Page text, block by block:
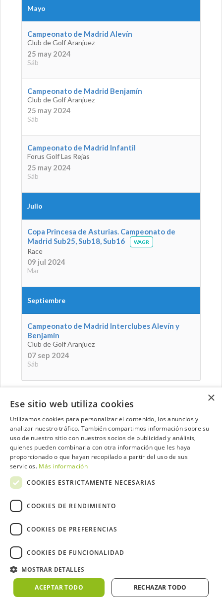
Mayo
Campeonato de Madrid Alevín
Club de Golf Aranjuez
25 may 2024
Sáb
Campeonato de Madrid Benjamín
Club de Golf Aranjuez
25 may 2024
Sáb
Campeonato de Madrid Infantil
Forus Golf Las Rejas
25 may 2024
Sáb
Julio
Copa Princesa de Asturias. Campeonato de
Madrid Sub25, Sub18, Sub16
WAGR
Race
09 jul 2024
Mar
Septiembre
Campeonato de Madrid Interclubes Alevín y
Benjamín
Club de Golf Aranjuez
07 sep 2024
Sáb
Contacta con el equipo de NextCaddy
Opina Contacta
Política de Cookies
Política de Privacidad
Meteo ©AEMET Meteo ©DarkSky
×
Ese sitio web utiliza cookies
Utilizamos cookies para personalizar el contenido, los anuncios y
analizar nuestro tráfico. También compartimos información sobre su
uso de nuestro sitio con nuestros socios de publicidad y análisis,
quienes pueden combinarla con otra información que les haya
proporcionado o que hayan recopilado a partir del uso de sus
servicios. Más información
COOKIES ESTRICTAMENTE NECESARIAS
COOKIES DE RENDIMIENTO
COOKIES DE PREFERENCIAS
COOKIES DE FUNCIONALIDAD
MOSTRAR DETALLES
ACEPTAR TODO RECHAZAR TODO